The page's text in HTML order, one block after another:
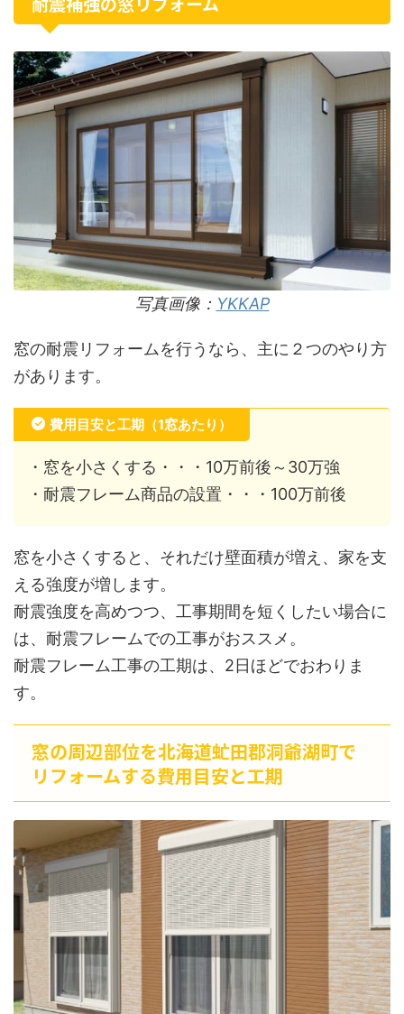
写真画像： YKKAP
窓の耐震リフォームを行うなら、主に２つのやり方
があります。
費用目安と工期（1窓あたり）
・窓を小さくする・・・10万前後～30万強
・耐震フレーム商品の設置・・・100万前後
窓を小さくすると、それだけ壁面積が増え、家を支
える強度が増します。
耐震強度を高めつつ、工事期間を短くしたい場合に
は、耐震フレームでの工事がおススメ。
耐震フレーム工事の工期は、2日ほどでおわりま
す。
窓の周辺部位を北海道虻田郡洞爺湖町で
リフォームする費用目安と工期